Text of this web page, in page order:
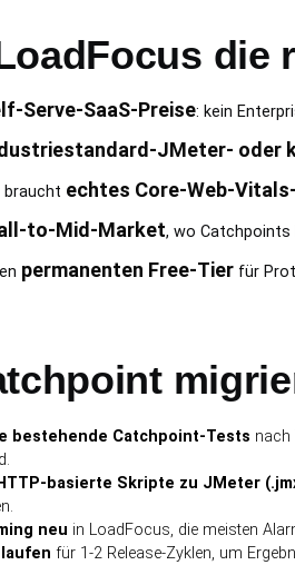
die
Serve-SaaS-Preise: kein
JMeter- oder
braucht echtes Core-Web-
to-Mid-Market, wo Catchpoints
permanenten Free-Tierfür
bestehende Catchpoint-Tests nach
basierte Skripte zu JMeter
neu in LoadFocus, die meisten
für 1-2 Release-Zyklen, um